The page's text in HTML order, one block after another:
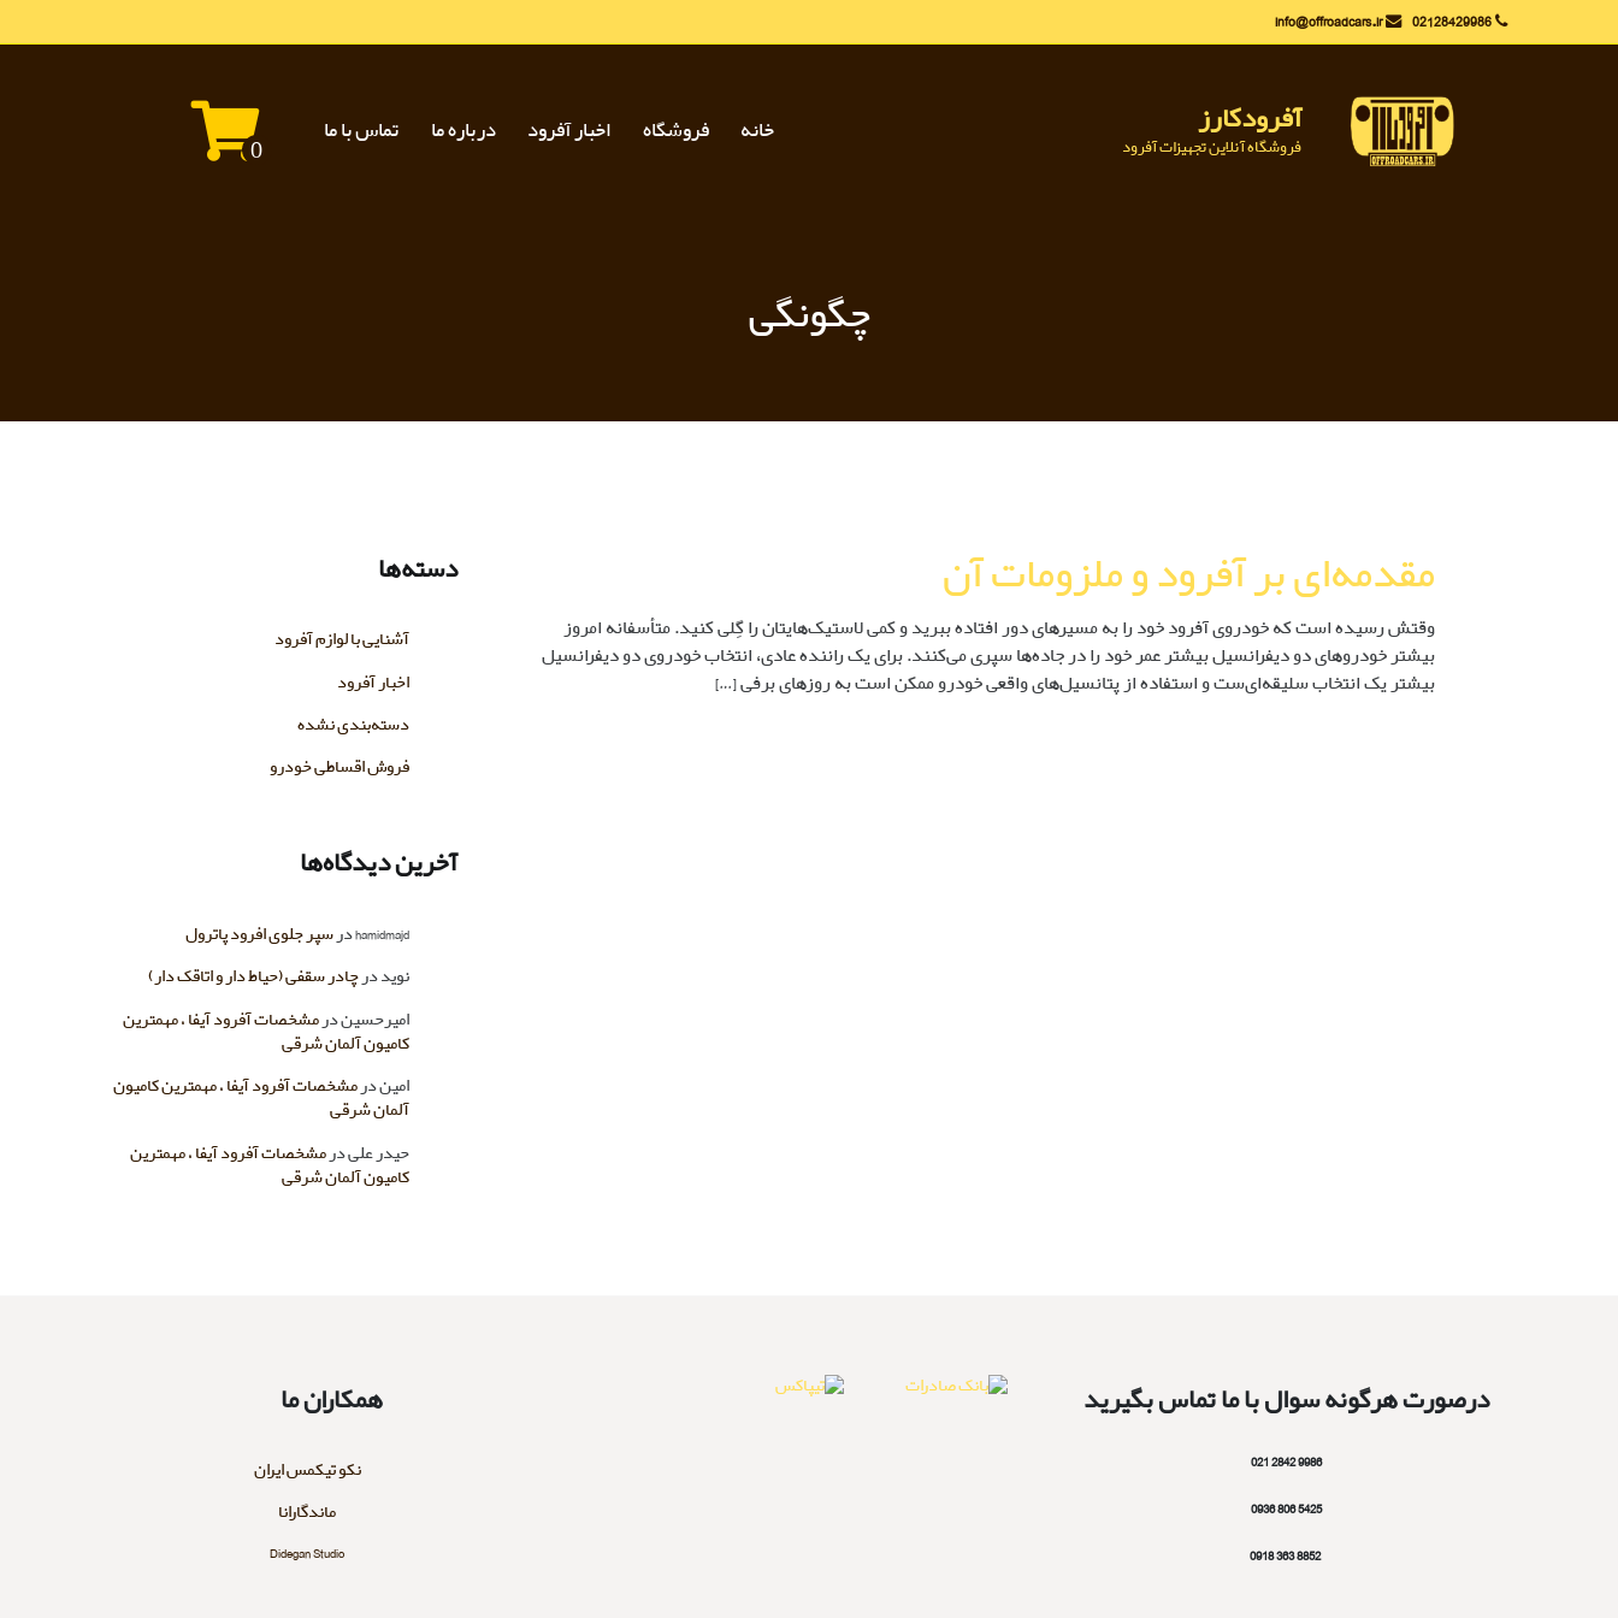
to
02128429986
info@offroadcars.ir
آفرودکارز
فروشگاه آنلاین تجهیزات آفرود
خانه فروشگاه اخبار آفرود درباره ما تماس با ما 0
چگونگی
مقدمه‌ای بر آفرود و ملزومات آن
وقتش رسیده است که خودروی آفرود خود را به مسیرهای دور افتاده ببرید و کمی لاستیک­‌هایتان را گِلی کنید. متأسفانه امروز
بیشتر خودروهای دو دیفرانسیل بیشتر عمر خود را در جاده‌ها سپری می‌کنند. برای یک راننده عادی، انتخاب خودروی دو دیفرانسیل
بیشتر یک انتخاب سلیقه‌ای‌ست و استفاده از پتانسیل‌های واقعی خودرو ممکن است به روزهای برفی […]
دسته‌ها
آشنایی با لوازم آفرود
اخبار آفرود
دسته‌بندی نشده
فروش اقساطی خودرو
آخرین دیدگاه‌ها
hamidmajdدرسپر جلوی افرود پاترول
نویددرچادر سقفی (حیاط دار و اتاقک دار)
امیرحسیندرمشخصات آفرود آیفا ، مهمترین
کامیون آلمان شرقی
امیندرمشخصات آفرود آیفا ، مهمترین کامیون
آلمان شرقی
حیدر علیدر مشخصات آفرود آیفا ، مهمترین
کامیون آلمان شرقی
درصورت هرگونه سوال با ما تماس بگیرید
9986 2842 021
5425 806 0936
8852 363 0918
همکاران ما
نکو تیکمس ایران
ماندگارانا
Didegan Studio